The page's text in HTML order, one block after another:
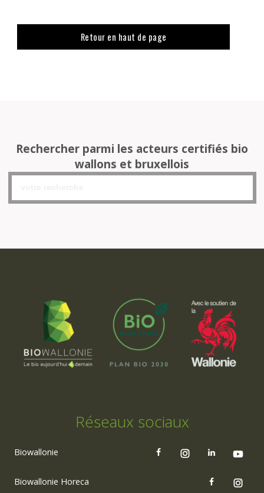
Retour en haut de page
Rechercher parmi les acteurs certifiés bio
wallons et bruxellois
Réseaux sociaux
Biowallonie
Biowallonie Horeca